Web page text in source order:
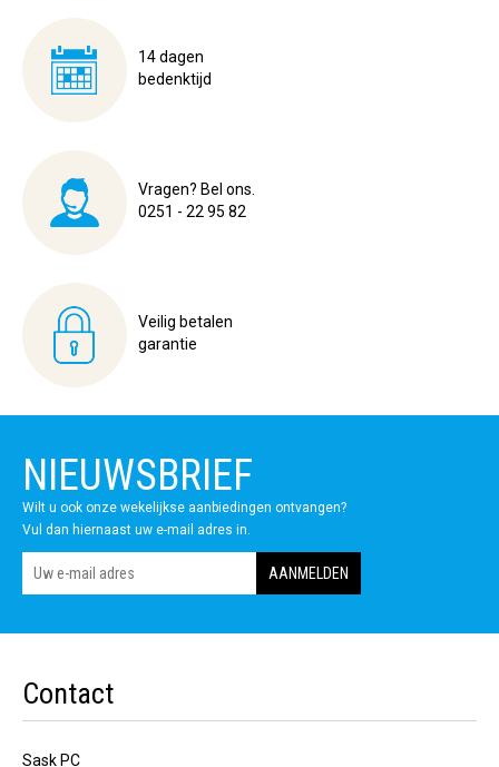
14 dagen
bedenktijd
Vragen? Bel ons.
0251 - 22 95 82
Veilig betalen
garantie
NIEUWSBRIEF
Wilt u ook onze wekelijkse aanbiedingen ontvangen?
Vul dan hiernaast uw e-mail adres in.
Contact
Sask PC